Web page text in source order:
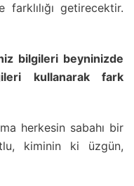
getirecektir.
bilgileri beyninizde
kullanarak fark
herkesin sabahı bir
kiminin ki üzgün,